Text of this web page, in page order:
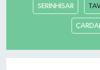
SERİNHİSAR